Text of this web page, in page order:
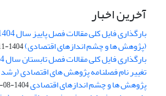
آخرین اخبار
(پژوهش ها و چشم اندازهای اقتصادی)1404-11-12
بارگذاری فایل کلی مقالات فصل تابستان سال 1404
تغییر نام فصلنامه پژوهش های اقتصادی (رشد
پژوهش ها و چشم اندازهای اقتصادی1404-08-01